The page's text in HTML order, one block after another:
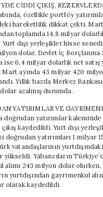
CİDDİ ÇIKIŞ,
özellikle portföy
hareketlilik dikkat çekti.
toplamda 14,8 milyar
dışı yerleşikler hisse senedi
dolar, Devlet İç Borçlanma
ise 6,4 milyar dolarlık net satış
ayında 43 milyar 420
Yıllık bazda Merkez
azalmış durumda.
YATIRIMLAR VE
doğrudan yatırımlar kaleminde
kaydedildi. Yurt dışı
doğrudan yatırımları 1 milyar
vatandaşlarının yurtdışındaki
yükseldi. Yabancıların
alımı 243 milyon dolar
yurtdışından gayrimenkul
olarak kaydedildi.